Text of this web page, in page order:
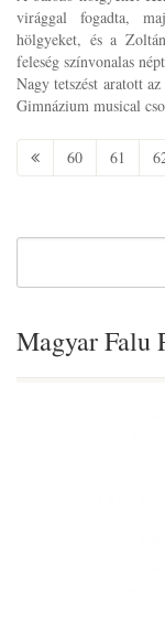
virággal fogadta,
hölgyeket, és a
feleség színvonalas
Nagy tetszést aratott
Gimnázium musical
60 61
Magyar Falu